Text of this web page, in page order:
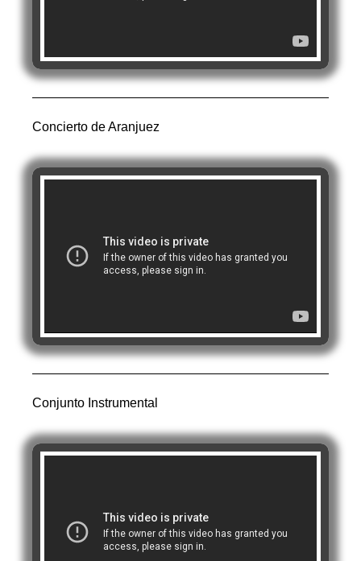
Concierto de Aranjuez
Conjunto Instrumental